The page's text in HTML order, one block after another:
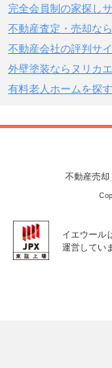
完全会員制の家探し
不動産査定・売却な
不動産会社の評判サ
外壁塗装ならヌリカエ
有料老人ホームを探
不動産売却
イエウール
運営してい